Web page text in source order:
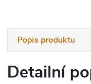
Popis produktu
Detailní